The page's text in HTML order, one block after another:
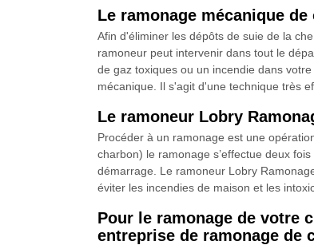
Le ramonage mécanique
Afin d'éliminer les dépôts de suie de la
ramoneur peut intervenir dans tout le
de gaz toxiques ou un incendie dans
mécanique. Il s'agit d'une technique très
Le ramoneur Lobry
Procéder à un ramonage est une
charbon) le ramonage s’effectue deux
démarrage. Le ramoneur Lobry
éviter les incendies de maison et les
Pour le ramonage de votre
entreprise de ramonage de